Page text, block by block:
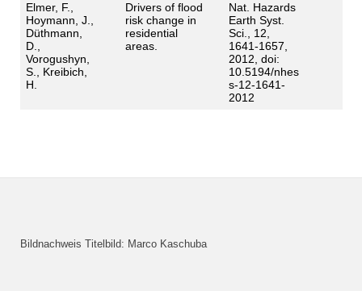
Elmer, F.,
Hoymann, J.,
Düthmann,
D.,
Vorogushyn,
S., Kreibich,
H.
Drivers of flood
risk change in
residential
areas.
Nat. Hazards
Earth Syst.
Sci., 12,
1641-1657,
2012, doi:
10.5194/nhes
s-12-1641-
2012
Bildnachweis Titelbild: Marco Kaschuba